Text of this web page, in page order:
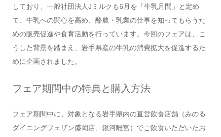
しており、一般社団法人Jミルクも6月を「牛乳月間」と定め
て、牛乳への関心を高め、酪農・乳業の仕事を知ってもらうた
めの販売促進や食育活動を行っています。今回のフェアは、こ
うした背景を踏まえ、岩手県産の牛乳の消費拡大を促進するた
めに企画されました。
フェア期間中の特典と購入方法
フェア期間中に、対象となる岩手県内の直営飲食店舗（みのる
ダイニングフェザン盛岡店、銀河離宮）でご飲食いただいたお